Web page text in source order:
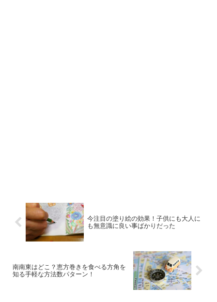
今注目の塗り絵の効果！子供にも大人に
も無意識に良い事ばかりだった
南南東はどこ？恵方巻きを食べる方角を
知る手軽な方法数パターン！